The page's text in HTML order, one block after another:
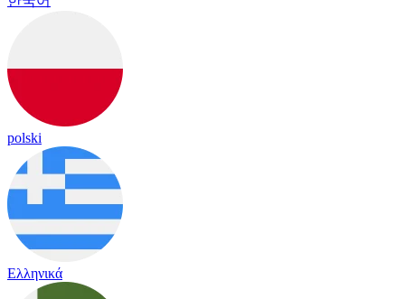
polski
Ελληνικά